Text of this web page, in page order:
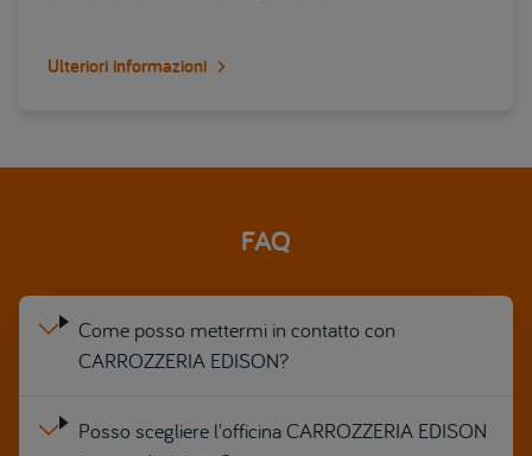
Ulteriori informazioni
FAQ
Come posso mettermi in contatto con
CARROZZERIA EDISON?
Posso scegliere l'officina CARROZZERIA EDISON